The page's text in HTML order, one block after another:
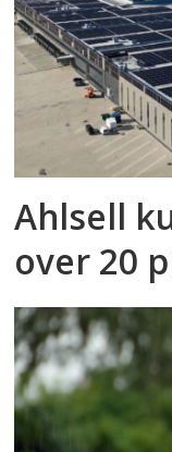
Ahlsell
over 20